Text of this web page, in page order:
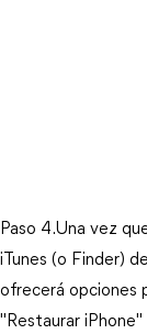
Paso 4.Una vez
iTunes (o Finder)
ofrecerá opciones
"Restaurar iPhone"